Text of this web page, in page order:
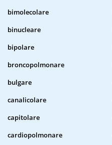
bimolecolare
binucleare
bipolare
broncopolmonare
bulgare
canalicolare
capitolare
cardiopolmonare